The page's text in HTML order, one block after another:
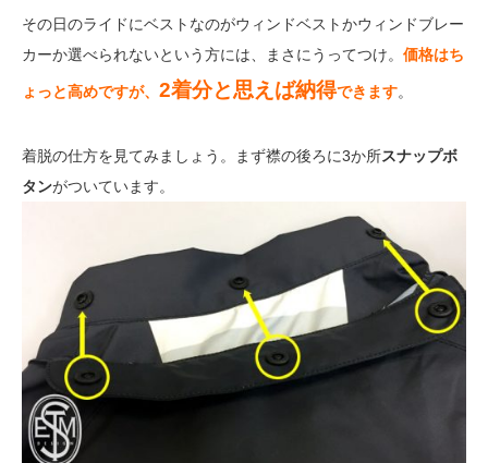
その日のライドにベストなのがウィンドベストかウィンドブレー
カーか選べられないという方には、まさにうってつけ。 価格はち
ょっと高めですが、 2着分と思えば納得できます。
着脱の仕方を見てみましょう。まず襟の後ろに3か所スナップボ
タンがついています。